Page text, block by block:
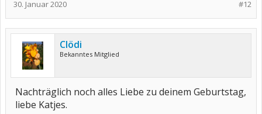
#12
30. Januar 2020
Clödi
Bekanntes Mitglied
Nachträglich noch alles Liebe zu deinem Geburtstag,
liebe Katjes.